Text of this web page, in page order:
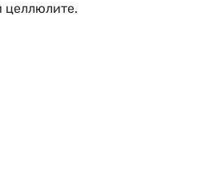
целлюлите.